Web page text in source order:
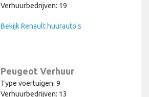
Verhuurbedrijven: 19
Bekijk Renault huurauto's
Peugeot Verhuur
Type voertuigen: 9
Verhuurbedrijven: 13